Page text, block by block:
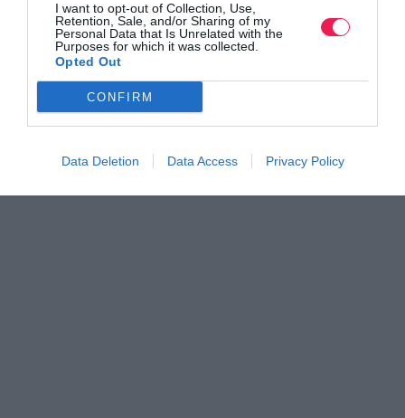
I want to opt-out of Collection, Use,
Retention, Sale, and/or Sharing of my
Personal Data that Is Unrelated with the
Purposes for which it was collected.
Opted Out
CONFIRM
Data Deletion Data Access Privacy Policy
Γίνε Συνδρομητής
Βρες το RUNNER!